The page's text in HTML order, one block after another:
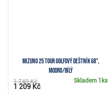
Mizuno 25 Tour golfový deštník 68",
modro/bílý
Skladem 1ks
1 749 Kč
1 209 Kč